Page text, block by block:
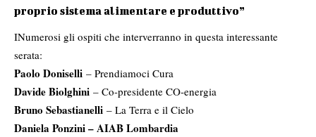
proprio sistema alimentare e produttivo”
INumerosi gli ospiti che interverranno in questa interessante
serata:
Paolo Doniselli – Prendiamoci Cura
Davide Biolghini – Co-presidente CO-energia
Bruno Sebastianelli – La Terra e il Cielo
Daniela Ponzini – AIAB Lombardia